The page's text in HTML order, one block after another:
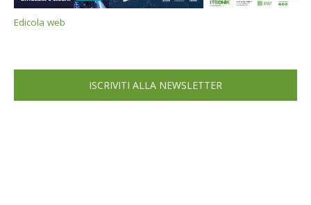
Edicola web
ISCRIVITI ALLA NEWSLETTER